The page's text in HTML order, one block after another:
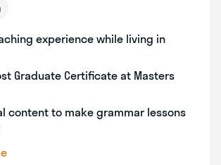
experience while living in
Graduate Certificate at Masters
content to make grammar lessons